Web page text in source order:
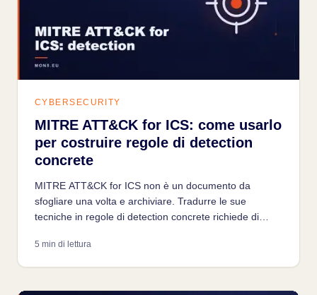
CYBERSECURITY
MITRE ATT&CK for ICS: come usarlo
per costruire regole di detection
concrete
MITRE ATT&CK for ICS non è un documento da
sfogliare una volta e archiviare. Tradurre le sue
tecniche in regole di detection concrete richiede di
cosa resta fuori portata senza visibilità endpoint.
5 min di lettura